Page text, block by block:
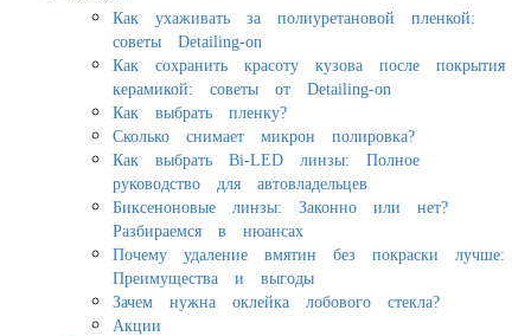
Как ухаживать за полиуретановой пленкой:
советы Detailing-on
Как сохранить красоту кузова после покрытия
керамикой: советы от Detailing-on
Как выбрать пленку?
Сколько снимает микрон полировка?
Как выбрать Bi-LED линзы: Полное
руководство для автовладельцев
Биксеноновые линзы: Законно или нет?
Разбираемся в нюансах
Почему удаление вмятин без покраски лучше:
Преимущества и выгоды
Зачем нужна оклейка лобового стекла?
Акции